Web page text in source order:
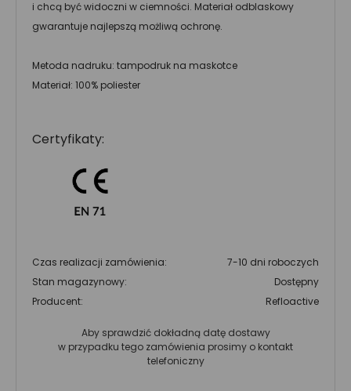
i chcą być widoczni w ciemności. Materiał odblaskowy
gwarantuje najlepszą możliwą ochronę.
Metoda nadruku: tampodruk na maskotce
Materiał: 100% poliester
Certyfikaty:
Czas realizacji zamówienia:
7-10 dni roboczych
Stan magazynowy:
Dostępny
Producent:
Refloactive
Aby sprawdzić dokładną datę dostawy
w przypadku tego zamówienia prosimy o kontakt
telefoniczny